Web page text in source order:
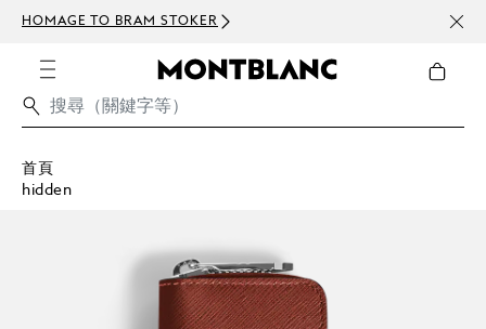
HOMAGE TO BRAM STOKER 訂閱
首頁
hidden